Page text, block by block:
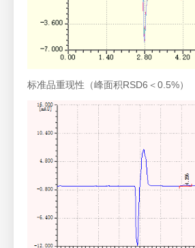
标准品重现性（峰面积RSD6＜0.5%）